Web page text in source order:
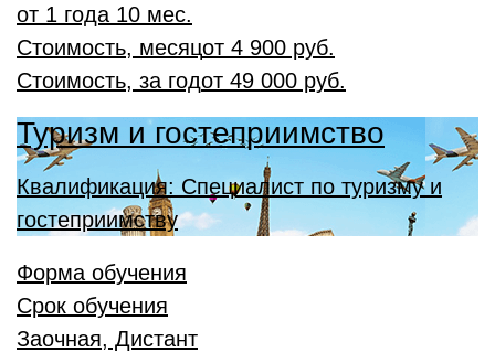
от 1 года 10 мес.
Стоимость, месяцот 4 900 руб.
Стоимость, за годот 49 000 руб.
Туризм и гостеприимство
Квалификация: Специалист по туризму и
гостеприимству
Форма обучения
Срок обучения
Заочная, Дистант